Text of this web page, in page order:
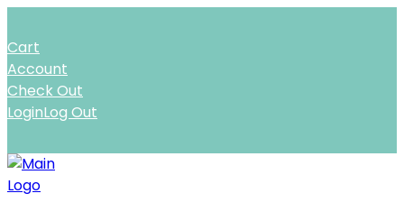
Cart
Account
Check Out
LoginLog Out